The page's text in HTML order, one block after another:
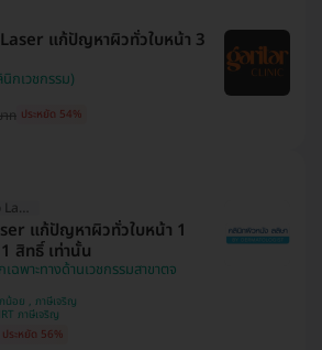
แก้ปัญหาผิวทั่วใบหน้า 3
กเวชกรรม)
ท ประหยัด 54%
คลินิกใช้ Discovery Pico Laser
แก้ปัญหาผิวทั่วใบหน้า 1
สิทธิ์ เท่านั้น
ฉพาะทางด้านเวชกรรมสาขาตจ
คันนายาว , ปทุมธานี , บางกอกน้อย , ภาษีเจริญ
งแหวนรามอินทรา , MRT ภาษีเจริญ
ประหยัด 56%